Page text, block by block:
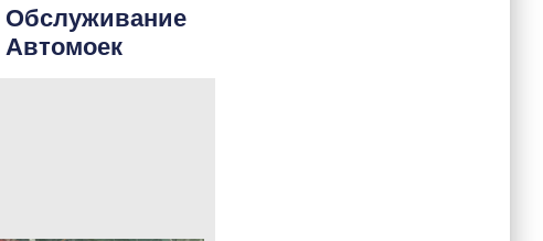
Обслуживание
Автомоек